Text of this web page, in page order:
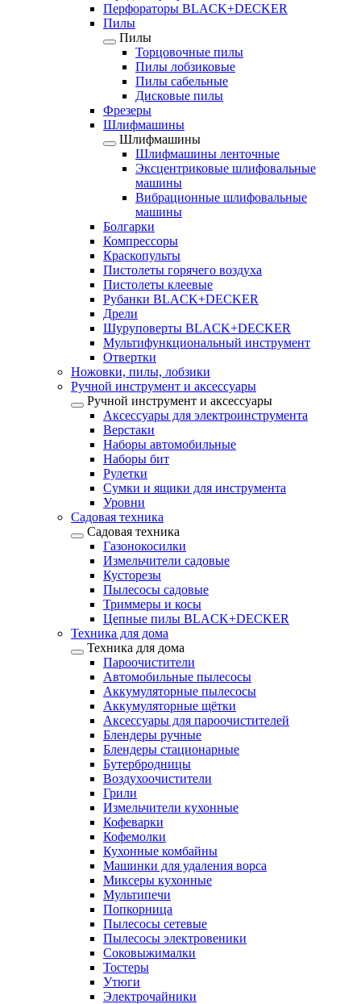
Перфораторы BLACK+DECKER
Пилы
Пилы
Торцовочные пилы
Пилы лобзиковые
Пилы сабельные
Дисковые пилы
Фрезеры
Шлифмашины
Шлифмашины
Шлифмашины ленточные
Эксцентриковые шлифовальные
машины
Вибрационные шлифовальные
машины
Болгарки
Компрессоры
Краскопульты
Пистолеты горячего воздуха
Пистолеты клеевые
Рубанки BLACK+DECKER
Дрели
Шуруповерты BLACK+DECKER
Мультифункциональный инструмент
Отвертки
Ножовки, пилы, лобзики
Ручной инструмент и аксессуары
Ручной инструмент и аксессуары
Аксессуары для электроинструмента
Верстаки
Наборы автомобильные
Наборы бит
Рулетки
Сумки и ящики для инструмента
Уровни
Садовая техника
Садовая техника
Газонокосилки
Измельчители садовые
Кусторезы
Пылесосы садовые
Триммеры и косы
Цепные пилы BLACK+DECKER
Техника для дома
Техника для дома
Пароочистители
Автомобильные пылесосы
Аккумуляторные пылесосы
Аккумуляторные щётки
Аксессуары для пароочистителей
Блендеры ручные
Блендеры стационарные
Бутербродницы
Воздухоочистители
Грили
Измельчители кухонные
Кофеварки
Кофемолки
Кухонные комбайны
Машинки для удаления ворса
Миксеры кухонные
Мультипечи
Попкорница
Пылесосы сетевые
Пылесосы электровеники
Соковыжималки
Тостеры
Утюги
Электрочайники